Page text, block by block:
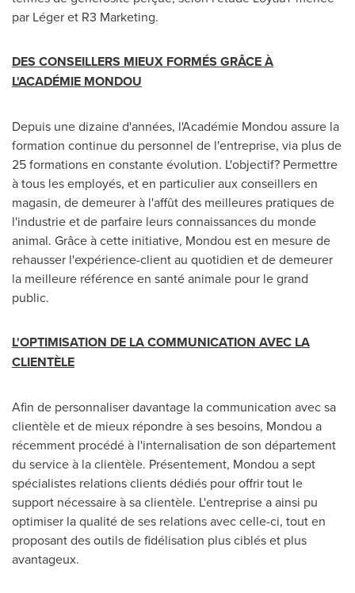
par Léger et R3 Marketing.
DES CONSEILLERS MIEUX FORMÉS GRÂCE À
L'ACADÉMIE MONDOU
Depuis une dizaine d'années, l'Académie Mondou assure la
formation continue du personnel de l'entreprise, via plus de
25 formations en constante évolution. L'objectif? Permettre
à tous les employés, et en particulier aux conseillers en
magasin, de demeurer à l'affût des meilleures pratiques de
l'industrie et de parfaire leurs connaissances du monde
animal. Grâce à cette initiative, Mondou est en mesure de
rehausser l'expérience-client au quotidien et de demeurer
la meilleure référence en santé animale pour le grand
public.
L'OPTIMISATION DE LA COMMUNICATION AVEC LA
CLIENTÈLE
Afin de personnaliser davantage la communication avec sa
clientèle et de mieux répondre à ses besoins, Mondou a
récemment procédé à l'internalisation de son département
du service à la clientèle. Présentement, Mondou a sept
spécialistes relations clients dédiés pour offrir tout le
support nécessaire à sa clientèle. L'entreprise a ainsi pu
optimiser la qualité de ses relations avec celle-ci, tout en
proposant des outils de fidélisation plus ciblés et plus
avantageux.